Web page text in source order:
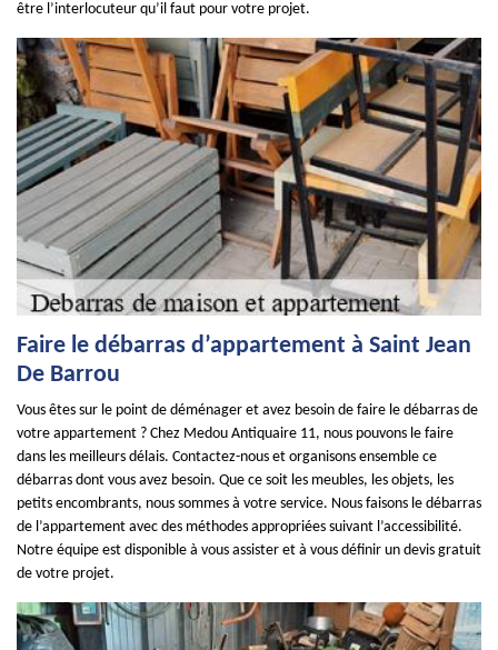
être l’interlocuteur qu’il faut pour votre projet.
Faire le débarras d’appartement à Saint Jean
De Barrou
Vous êtes sur le point de déménager et avez besoin de faire le débarras de
votre appartement ? Chez Medou Antiquaire 11, nous pouvons le faire
dans les meilleurs délais. Contactez-nous et organisons ensemble ce
débarras dont vous avez besoin. Que ce soit les meubles, les objets, les
petits encombrants, nous sommes à votre service. Nous faisons le débarras
de l’appartement avec des méthodes appropriées suivant l’accessibilité.
Notre équipe est disponible à vous assister et à vous définir un devis gratuit
de votre projet.